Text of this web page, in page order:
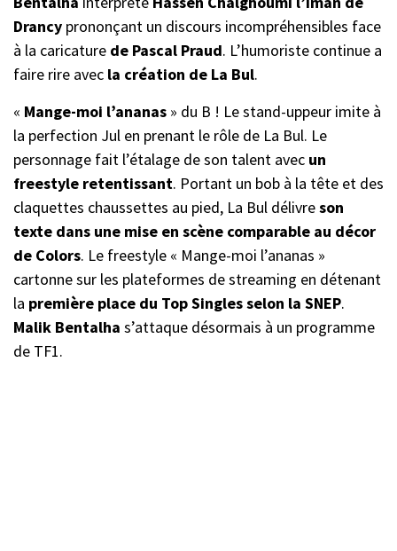
Drancy prononçant un discours incompréhensibles face
à la caricature de Pascal Praud. L’humoriste continue a
faire rire avec la création de La Bul.
« Mange-moi l’ananas » du B ! Le stand-uppeur imite à
la perfection Jul en prenant le rôle de La Bul. Le
personnage fait l’étalage de son talent avec un
freestyle retentissant. Portant un bob à la tête et des
claquettes chaussettes au pied, La Bul délivreson
texte dans une mise en scène comparable au décor
de Colors. Le freestyle « Mange-moi l’ananas »
cartonne sur les plateformes de streaming en détenant
la première place du Top Singles selon la SNEP.
Malik Bentalha s’attaque désormais à un programme
de TF1.